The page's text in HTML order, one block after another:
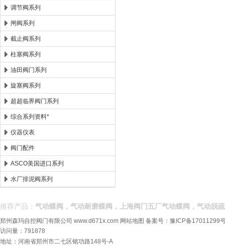
调节阀系列
闸阀系列
截止阀系列
柱塞阀系列
油田阀门系列
旋塞阀系列
超超临界阀门系列
综合系列资料*
仪器仪表
阀门配件
ASCO美国进口系列
水厂排泥阀系列
推荐产品： 气动蝶阀，气动耐磨蝶阀，上海阀门五厂气动蝶阀，气动脱
郑州森玛自控阀门有限公司 www.d671x.com 网站地图 备案号： 豫ICP备17011299
访问量：791878
地址：河南省郑州市二七区铭功路148号-A